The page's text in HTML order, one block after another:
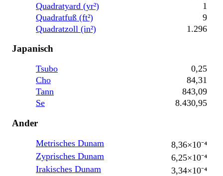
Quadratyard (yr²)
1
Quadratfuß (ft²)
9
Quadratzoll (in²)
1.296
Japanisch
Tsubo
0,25
Cho
84,31
Tann
843,09
Se
8.430,95
Ander
Metrisches Dunam
8,36×10⁻⁴
Zyprisches Dunam
6,25×10⁻⁴
Irakisches Dunam
3,34×10⁻⁴